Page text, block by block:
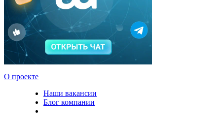
О проекте
Наши вакансии
Блог компании